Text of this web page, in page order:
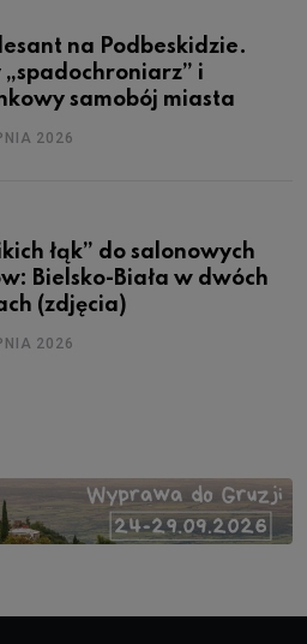
na Podbeskidzie.
„spadochroniarz” i
samobój miasta
2026
łąk” do salonowych
Bielsko-Biała w dwóch
(zdjęcia)
2026